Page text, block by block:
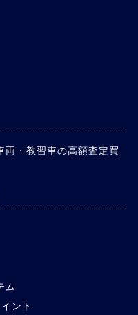
両・教習車の高額査定買
ム
ント